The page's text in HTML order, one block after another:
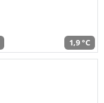
1,9 °C